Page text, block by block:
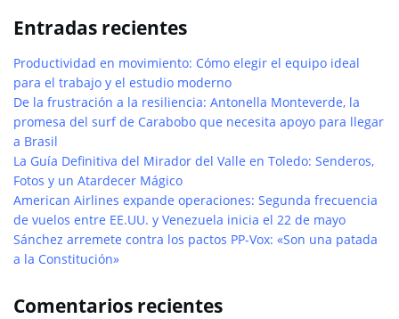
Entradas recientes
Productividad en movimiento: Cómo elegir el equipo ideal
para el trabajo y el estudio moderno
De la frustración a la resiliencia: Antonella Monteverde, la
promesa del surf de Carabobo que necesita apoyo para llegar
a Brasil
La Guía Definitiva del Mirador del Valle en Toledo: Senderos,
Fotos y un Atardecer Mágico
American Airlines expande operaciones: Segunda frecuencia
de vuelos entre EE.UU. y Venezuela inicia el 22 de mayo
Sánchez arremete contra los pactos PP-Vox: «Son una patada
a la Constitución»
Comentarios recientes